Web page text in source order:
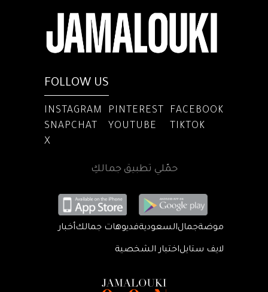
FOLLOW US
INSTAGRAM PINTEREST
FACEBOOK
SNAPCHAT
YOUTUBE
TIKTOK
X
حمّلي تطبيق جمالكِ
موضةجمالالسعوديةفديوهات جمالكأخبار
لايف ستايلاختبار الشخصية